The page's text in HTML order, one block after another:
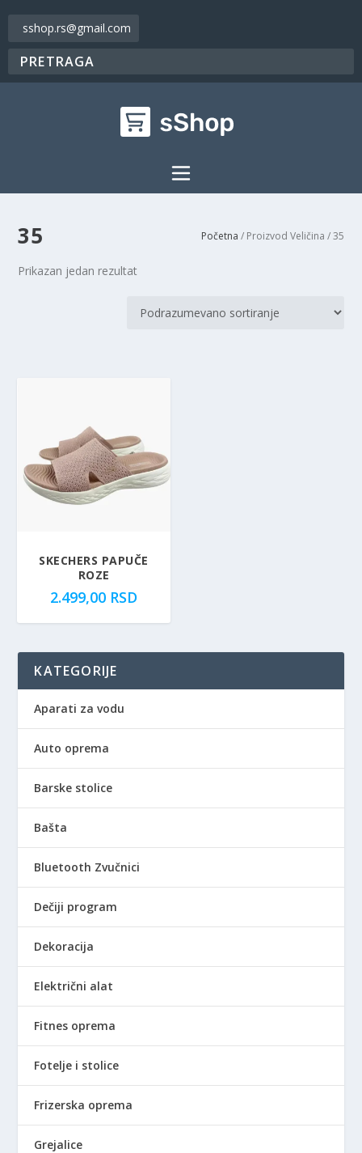
sshop.rs@gmail.com
35 Početna / Proizvod Veličina / 35
Prikazan jedan rezultat
SKECHERS PAPUČE
ROZE
2.499,00 RSD
KATEGORIJE
Aparati za vodu
Auto oprema
Barske stolice
Bašta
Bluetooth Zvučnici
Dečiji program
Dekoracija
Električni alat
Fitnes oprema
Fotelje i stolice
Frizerska oprema
Grejalice